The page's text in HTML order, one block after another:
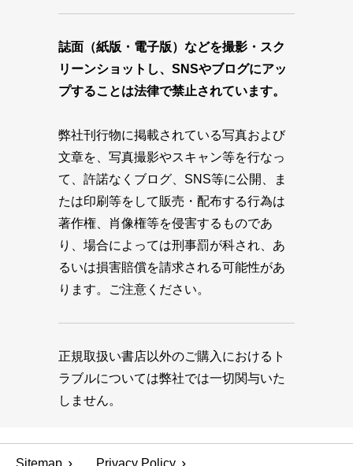
誌面（紙版・電子版）などを撮影・スク
リーンショットし、SNSやブログにアッ
プすることは法律で禁止されています。
弊社刊行物に掲載されている写真および
文章を、写真撮影やスキャン等を行なっ
て、許諾なくブログ、SNS等に公開、ま
たは印刷等をして販売・配布する行為は
著作権、肖像権等を侵害するものであ
り、場合によっては刑事罰が科され、あ
るいは損害賠償を請求される可能性があ
ります。ご注意ください。
正規取扱い書店以外のご購入におけるト
ラブルについては弊社では一切関与いた
しません。
Sitemap Privacy Policy